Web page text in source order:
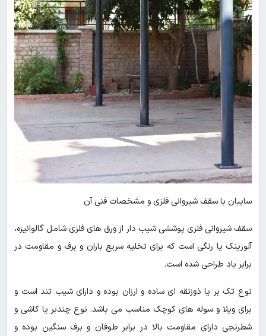
سایبان با سقف شیروانی فلزی و مشخصات فنی آن
سقف شیروانی فلزی پوششی شیب دار از ورق های فلزی شامل گالوانیزه،
آلوزینک یا رنگی است که برای تخلیه سریع باران و برف و مقاومت در
برابر باد طراحی شده است.
نوع تک بر یا ذوزنقه ای ساده و ارزان بوده و دارای شیب تند است و
برای ویلا و سوله های کوچک مناسب می باشد. نوع چندبر یا کاشی و
شطرنجی دارای مقاومت بالا در برابر طوفان و برف سنگین بوده و